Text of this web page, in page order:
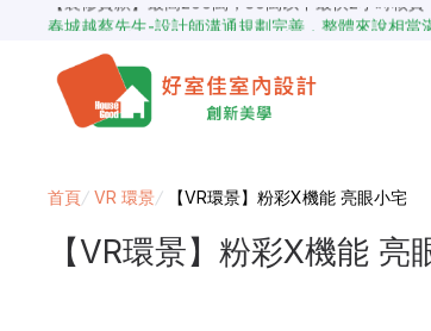
春城越蔡先生-設計師溝通規劃完善，整體來說相當
首頁/ VR 環景/ 【VR環景】粉彩X機能 亮眼小宅
【VR環景】粉彩X機能 亮